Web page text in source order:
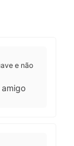
e não
amigo